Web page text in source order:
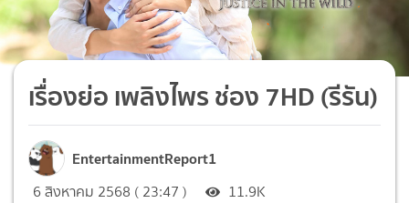
เรื่องย่อ เพลิงไพร ช่อง 7HD (รีรัน)
EntertainmentReport1
6 สิงหาคม 2568 ( 23:47 ) 11.9K